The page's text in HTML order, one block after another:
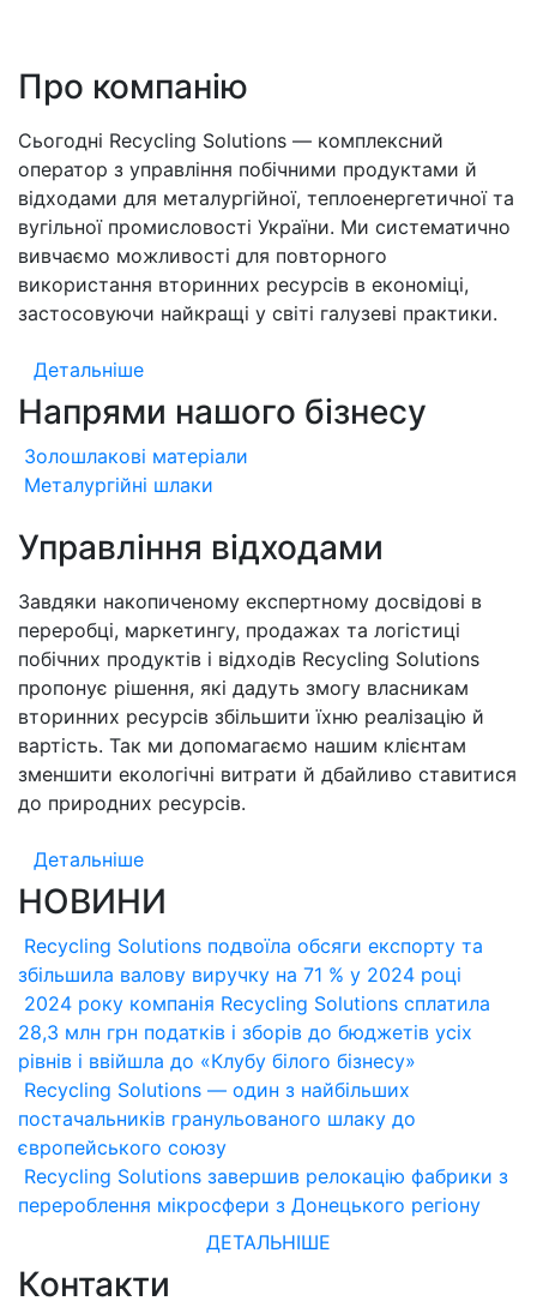
Про компанію
Сьогодні Recycling Solutions — комплексний
оператор з управління побічними продуктами й
відходами для металургійної, теплоенергетичної та
вугільної промисловості України. Ми систематично
вивчаємо можливості для повторного
використання вторинних ресурсів в економіці,
застосовуючи найкращі у світі галузеві практики.
Детальніше
Напрями нашого бізнесу
Золошлакові матеріали
Металургійні шлаки
Управління відходами
Завдяки накопиченому експертному досвідові в
переробці, маркетингу, продажах та логістиці
побічних продуктів і відходів Recycling Solutions
пропонує рішення, які дадуть змогу власникам
вторинних ресурсів збільшити їхню реалізацію й
вартість. Так ми допомагаємо нашим клієнтам
зменшити екологічні витрати й дбайливо ставитися
до природних ресурсів.
Детальніше
НОВИНИ
Recycling Solutions подвоїла обсяги експорту та
збільшила валову виручку на 71 % у 2024 році
2024 року компанія Recycling Solutions сплатила
28,3 млн грн податків і зборів до бюджетів усіх
рівнів і ввійшла до «Клубу білого бізнесу»
Recycling Solutions — один з найбільших
постачальників гранульованого шлаку до
європейського союзу
Recycling Solutions завершив релокацію фабрики з
перероблення мікросфери з Донецького регіону
ДЕТАЛЬНІШЕ
Контакти